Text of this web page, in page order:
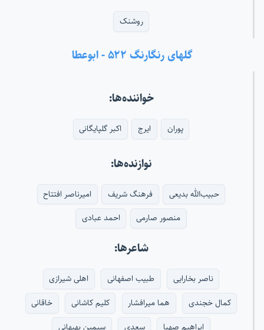
روشنک
گلهای رنگارنگ ۵۲۲ - ابوعطا
خواننده‌ها:
پوران ایرج اکبر گلپایگانی
نوازنده‌ها:
حبیب‌الله بدیعی فرهنگ شریف
امیرناصر افتتاح
منصور صارمی
احمد عبادی
شاعرها:
ناصر بخارایی طبیب اصفهانی
اهلی شیرازی
کمال خجندی
هما میرافشار کلیم کاشانی
خاقانی
ابراهیم صهبا
سعدی سیمین بهبهانی